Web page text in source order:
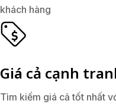
khách hàng
Giá cả cạnh
Tìm kiếm giá cả tốt nhất